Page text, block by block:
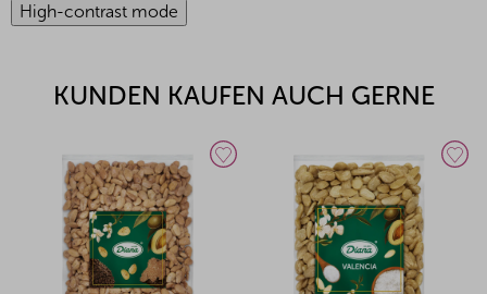
High-contrast mode
KUNDEN KAUFEN AUCH GERNE